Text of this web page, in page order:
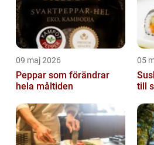
09 maj 2026
Peppar som förändrar
hela måltiden
05
till